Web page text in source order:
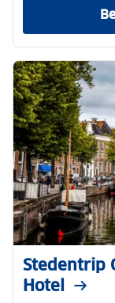
Stedentrip
Hotel